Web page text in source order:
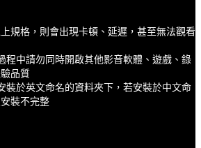
規格，則會出現卡頓、延遲，甚至無法觀看
程中請勿同時開啟其他影音軟體、遊戲、錄
品質
裝於英文命名的資料夾下，若安裝於中文命
裝不完整